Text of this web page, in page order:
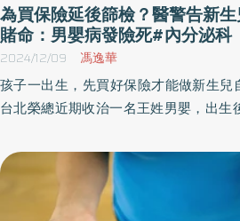
為買保險延後篩檢？醫警告新
賭命：男嬰病發險死#內分泌科
2024/12/09 馮逸華
孩子一出生，先買好保險才能做新生兒
台北榮總近期收治一名王姓男嬰，出生
症，需馬上插管治療，醫師詢問後才
納保後，才進行新生兒篩檢自費項目
及時篩檢出龐貝氏症，險害孩子一生而